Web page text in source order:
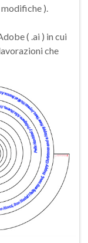
).
( .ai ) in cui
che